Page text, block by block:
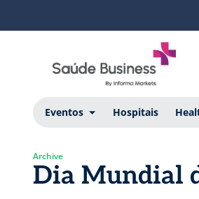
Eventos Hospitais
Archive
Dia Mundial